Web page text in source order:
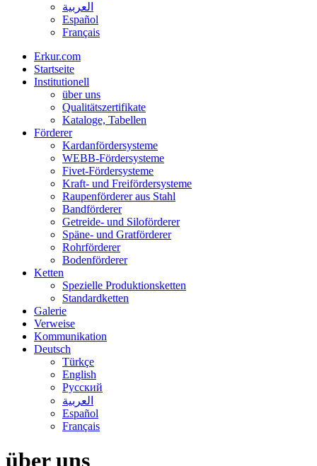
العربية
Español
Français
Erkur.com
Startseite
Institutionell
über uns
Qualitätszertifikate
Kataloge, Tabellen
Förderer
Kardanfördersysteme
WEBB-Fördersysteme
Fivet-Fördersysteme
Kraft- und Freifördersysteme
Raupenförderer aus Stahl
Bandförderer
Getreide- und Siloförderer
Späne- und Gratförderer
Rohrförderer
Bodenförderer
Ketten
Spezielle Produktionsketten
Standardketten
Galerie
Verweise
Kommunikation
Deutsch
Türkçe
English
Русский
العربية
Español
Français
über uns